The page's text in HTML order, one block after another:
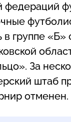
федераций
в группе «Б»
За
штаб
отменен.